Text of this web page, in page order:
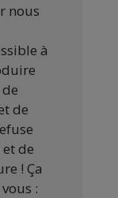
nous
à
de
de
! Ça
: